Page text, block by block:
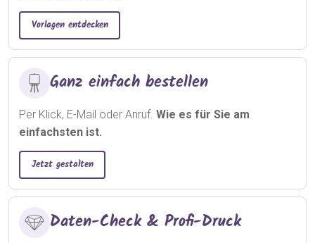
Vorlagen entdecken
Ganz einfach bestellen
Per Klick, E-Mail oder Anruf. Wie es für Sie am
einfachsten ist.
Jetzt gestalten
Daten-Check & Profi-Druck